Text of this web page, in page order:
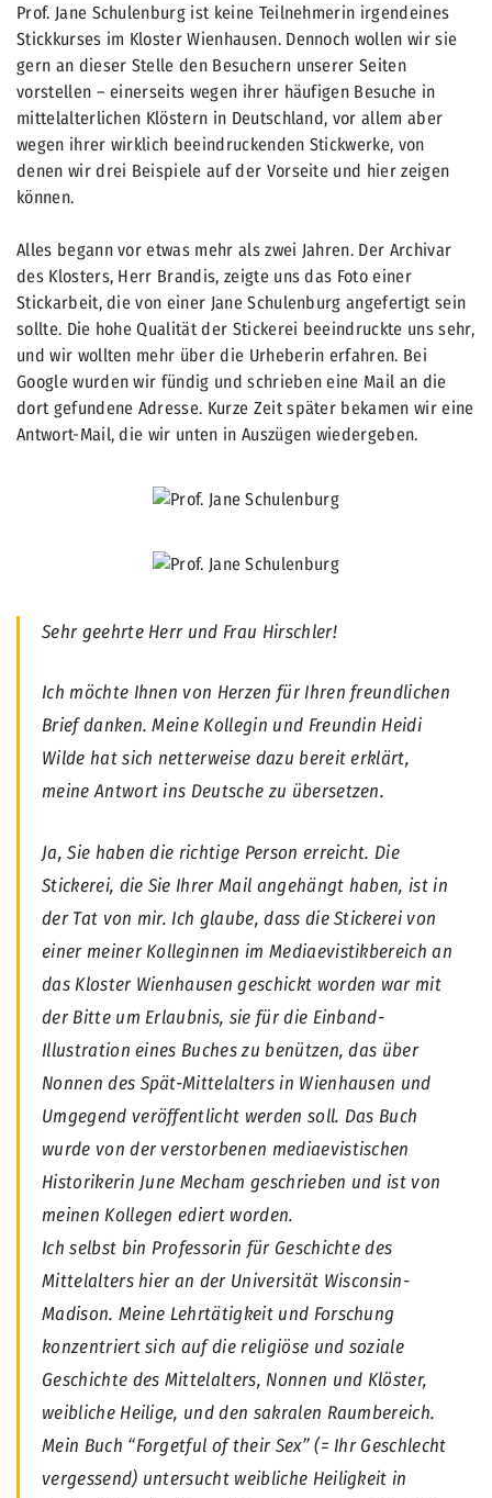
Prof. Jane Schulenburg ist keine Teilnehmerin irgendeines
Stickkurses im Kloster Wienhausen. Dennoch wollen wir sie
gern an dieser Stelle den Besuchern unserer Seiten
vorstellen – einerseits wegen ihrer häufigen Besuche in
mittelalterlichen Klöstern in Deutschland, vor allem aber
wegen ihrer wirklich beeindruckenden Stickwerke, von
denen wir drei Beispiele auf der Vorseite und hier zeigen
können.
Alles begann vor etwas mehr als zwei Jahren. Der Archivar
des Klosters, Herr Brandis, zeigte uns das Foto einer
Stickarbeit, die von einer Jane Schulenburg angefertigt sein
sollte. Die hohe Qualität der Stickerei beeindruckte uns sehr,
und wir wollten mehr über die Urheberin erfahren. Bei
Google wurden wir fündig und schrieben eine Mail an die
dort gefundene Adresse. Kurze Zeit später bekamen wir eine
Antwort-Mail, die wir unten in Auszügen wiedergeben.
Sehr geehrte Herr und Frau Hirschler!
Ich möchte Ihnen von Herzen für Ihren freundlichen
Brief danken. Meine Kollegin und Freundin Heidi
Wilde hat sich netterweise dazu bereit erklärt,
meine Antwort ins Deutsche zu übersetzen.
Ja, Sie haben die richtige Person erreicht. Die
Stickerei, die Sie Ihrer Mail angehängt haben, ist in
der Tat von mir. Ich glaube, dass die Stickerei von
einer meiner Kolleginnen im Mediaevistikbereich an
das Kloster Wienhausen geschickt worden war mit
der Bitte um Erlaubnis, sie für die Einband-
Illustration eines Buches zu benützen, das über
Nonnen des Spät-Mittelalters in Wienhausen und
Umgegend veröffentlicht werden soll. Das Buch
wurde von der verstorbenen mediaevistischen
Historikerin June Mecham geschrieben und ist von
meinen Kollegen ediert worden.
Ich selbst bin Professorin für Geschichte des
Mittelalters hier an der Universität Wisconsin-
Madison. Meine Lehrtätigkeit und Forschung
konzentriert sich auf die religiöse und soziale
Geschichte des Mittelalters, Nonnen und Klöster,
weibliche Heilige, und den sakralen Raumbereich.
Mein Buch “Forgetful of their Sex” (= Ihr Geschlecht
vergessend) untersucht weibliche Heiligkeit in